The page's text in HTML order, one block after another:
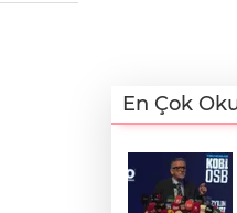
En Çok